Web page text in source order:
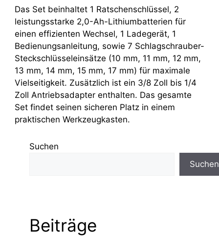
Das Set beinhaltet 1 Ratschenschlüssel, 2
leistungsstarke 2,0-Ah-Lithiumbatterien für
einen effizienten Wechsel, 1 Ladegerät, 1
Bedienungsanleitung, sowie 7 Schlagschrauber-
Steckschlüsseleinsätze (10 mm, 11 mm, 12 mm,
13 mm, 14 mm, 15 mm, 17 mm) für maximale
Vielseitigkeit. Zusätzlich ist ein 3/8 Zoll bis 1/4
Zoll Antriebsadapter enthalten. Das gesamte
Set findet seinen sicheren Platz in einem
praktischen Werkzeugkasten.
Suchen
Suchen
Beiträge